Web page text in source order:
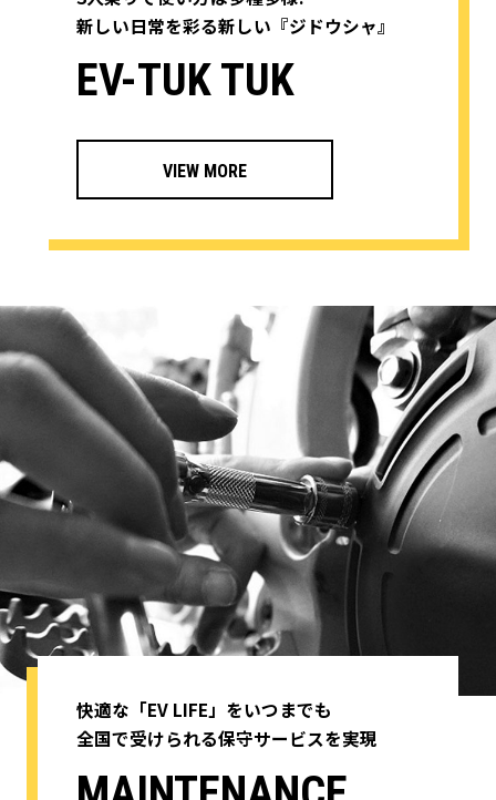
ーアルしての販売を計画しております。
は、試乗・販売を今秋頃まで停止させていただきま
一部車両につきましては、「さいたまBASE」にて試
乗を受付ております。
なお、休業期間内にお問い合わせを頂きました皆様に
試乗申込はお問い合わせフォームよりお問い合わせ下
さい。
次回の車両入荷につきましては、今秋以降を予定して
おります。
お客様には大変ご不便、ご迷惑をおかけ致しますが、
ご理解、ご了承下さいます様、何卒、宜しくお願い申
し上げます。
EV-LAND株式会社
2023/12/3
【年末年始休業日のお知らせ】
《渋谷松濤BASE》《新大阪BASE》ともに、下記の通
りを休業期間とさせて頂きます。
皆様には大変ご不便をお掛け致しますが、何卒ご了承
を頂きますようお願い申し上げます。
新しい日常を彩る新しい『ジドウシャ』
EV-TUK TUK
VIEW MORE
快適な「EV LIFE」をいつまでも
全国で受けられる保守サービスを実現